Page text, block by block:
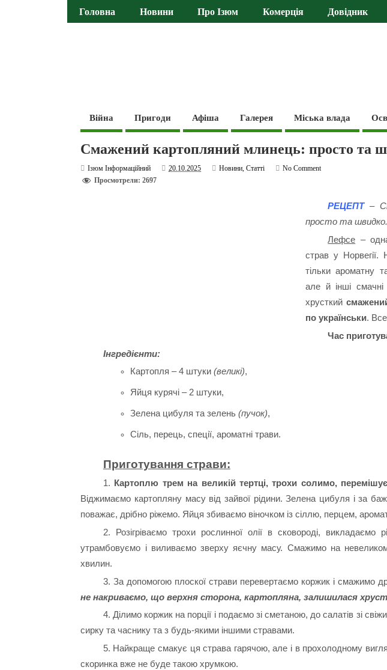
Головна Новини Про Ізюм Комерція Довідник
Війна Пригоди Афіша Галерея Міська влада
Смажений картопляний млинець: просто та
Ізюм Інформаційний 20.10.2025 Новини,Статті
No Comment
Просмотрели: 2697
РЕЦЕПТ–
просто та швидко.
Лефсе –
страв у Норвегії.
тільки ароматну
але й інші
хрусткий
по українськи.
Час
Інгредієнти:
Картопля – 4 штуки (великі),
Яйця курячі – 2 штуки,
Зелена цибуля та зелень (пучок),
Сіль, перець, спеції, ароматні трави.
Приготування страви:
1. Картоплю трем на великій тертці, трохи солимо,
Віджимаємо картопляну масу від зайвої рідини. Зелена цибуля і за
поважає, дрібно ріжемо. Яйця збиваємо віночком із сіллю, перцем,
2. Розігріваємо трохи рослинної олії в сковороді, викладаємо
утрамбовуємо і виливаємо зверху яєчну масу. Смажимо на
хвилин.
3. За допомогою плоскої страви перевертаємо коржик і смажимо
не накриваємо, що верхня сторона, картопляна, залишилася
4. Ділимо коржик на порції і подаємо зі сметаною, до салатів зі
сирку та часнику та з будь-якими іншими стравами.
5. Найкраще смакує ця страва гарячою, але і в прохолодному
скоринка вже не буде такою хрумкою.